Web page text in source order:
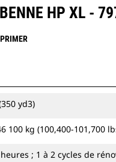
HP XL -
yd3)
100 kg (100,400-101,700
; 1 à 2 cycles de